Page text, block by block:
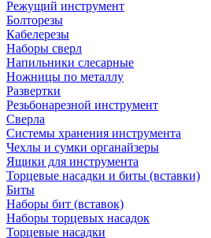
Режущий инструмент
Болторезы
Кабелерезы
Наборы сверл
Напильники слесарные
Ножницы по металлу
Развертки
Резьбонарезной инструмент
Сверла
Системы хранения инструмента
Чехлы и сумки органайзеры
Ящики для инструмента
Торцевые насадки и биты (вставки)
Биты
Наборы бит (вставок)
Наборы торцевых насадок
Торцевые насадки